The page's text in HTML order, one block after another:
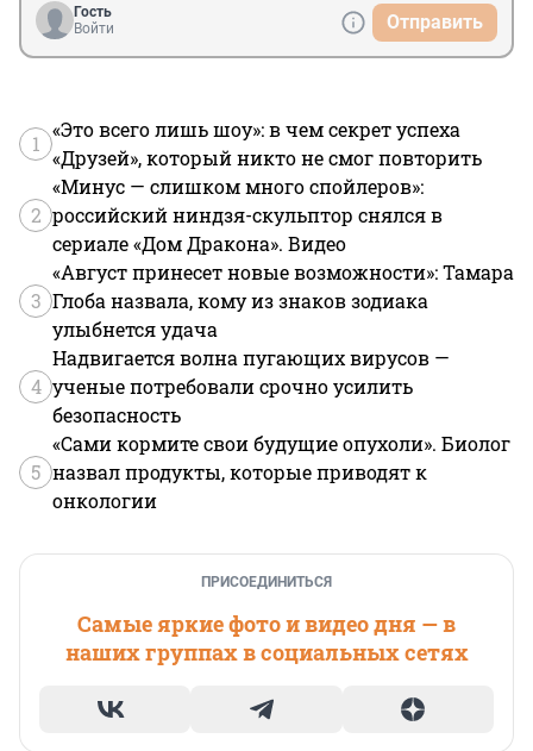
Гость
Войти
Отправить
1
«Это всего лишь шоу»: в чем секрет успеха
«Друзей», который никто не смог повторить
2
«Минус — слишком много спойлеров»:
российский ниндзя-скульптор снялся в
сериале «Дом Дракона». Видео
3
«Август принесет новые возможности»: Тамара
Глоба назвала, кому из знаков зодиака
улыбнется удача
4
Надвигается волна пугающих вирусов —
ученые потребовали срочно усилить
безопасность
5
«Сами кормите свои будущие опухоли». Биолог
назвал продукты, которые приводят к
онкологии
ПРИСОЕДИНИТЬСЯ
Самые яркие фото и видео дня — в
наших группах в социальных сетях